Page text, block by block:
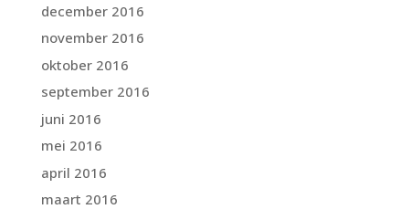
december 2016
november 2016
oktober 2016
september 2016
juni 2016
mei 2016
april 2016
maart 2016